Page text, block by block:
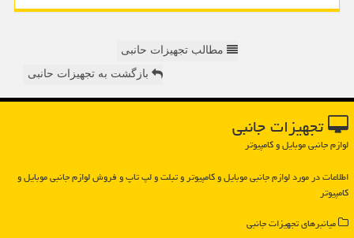
مطالب تجهیزات حانبی
بازگشت به تجهیزات حانبی
تجهیزات جانبی
لوازم جانبی موبایل و کامپیوتر
اطلاعات در مورد لوازم جانبی موبایل و كامپیوتر و تبلت و لپ تاپ و فروش لوازم جانبی موبایل و
كامپیوتر
میانبرهای تجهیزات جانبی